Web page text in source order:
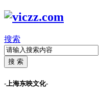
搜索
搜 索
-上海东映文化-